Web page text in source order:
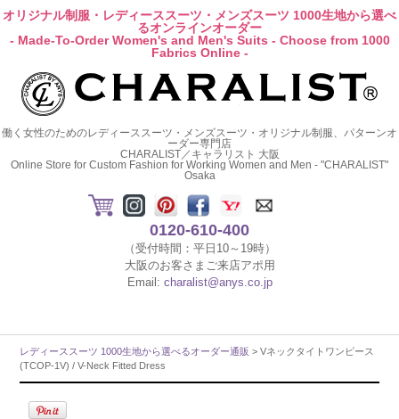
オリジナル制服・レディーススーツ・メンズスーツ 1000生地から選べ
るオンラインオーダー
- Made-To-Order Women's and Men's Suits - Choose from 1000
Fabrics Online -
働く女性のためのレディーススーツ・メンズスーツ・オリジナル制服、パターンオ
ーダー専門店
CHARALIST／キャラリスト 大阪
Online Store for Custom Fashion for Working Women and Men - "CHARALIST"
Osaka
0120-610-400
（受付時間：平日10～19時）
大阪のお客さまご来店アポ用
Email: charalist@anys.co.jp
レディーススーツ 1000生地から選べるオーダー通販 > Vネックタイトワンピース
(TCOP-1V) / V-Neck Fitted Dress